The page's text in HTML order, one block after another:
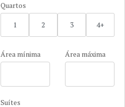
Quartos
1 2 3 4+
Área mínima Área máxima
Suítes